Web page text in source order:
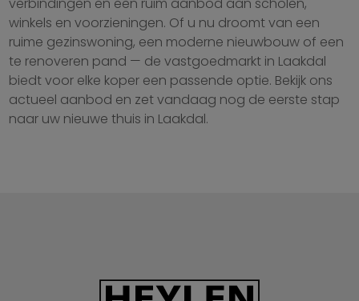
winkels en voorzieningen. Of u nu droomt van een
ruime gezinswoning, een moderne nieuwbouw of een
te renoveren pand — de vastgoedmarkt in Laakdal
biedt voor elke koper een passende optie. Bekijk ons
actueel aanbod en zet vandaag nog de eerste stap
naar uw nieuwe thuis in Laakdal.